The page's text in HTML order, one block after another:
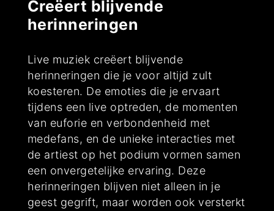
Creëert blijvende
herinneringen
Live muziek creëert blijvende
herinneringen die je voor altijd zult
koesteren. De emoties die je ervaart
tijdens een live optreden, de momenten
van euforie en verbondenheid met
medefans, en de unieke interacties met
de artiest op het podium vormen samen
een onvergetelijke ervaring. Deze
herinneringen blijven niet alleen in je
geest gegrift, maar worden ook versterkt